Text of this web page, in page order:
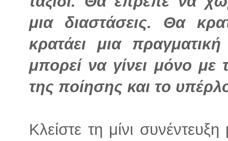
μια διαστάσεις. Θα
κρατάει μια
μπορεί να γίνει μόνο με
της ποίησης και το
Κλείστε τη μίνι